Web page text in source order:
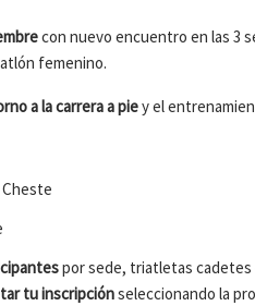
con nuevo encuentro en las 3
femenino.
a la carrera a piey el
por sede, triatletas cadetes
tu inscripciónseleccionando la